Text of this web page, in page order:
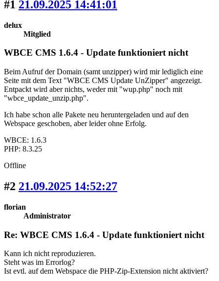
#1 21.09.2025 14:41:01
delux
Mitglied
WBCE CMS 1.6.4 - Update funktioniert nicht
Beim Aufruf der Domain (samt unzipper) wird mir lediglich eine
Seite mit dem Text "WBCE CMS Update UnZipper" angezeigt.
Entpackt wird aber nichts, weder mit "wup.php" noch mit
"wbce_update_unzip.php".
Ich habe schon alle Pakete neu heruntergeladen und auf den
Webspace geschoben, aber leider ohne Erfolg.
WBCE: 1.6.3
PHP: 8.3.25
Offline
#2 21.09.2025 14:52:27
florian
Administrator
Re: WBCE CMS 1.6.4 - Update funktioniert nicht
Kann ich nicht reproduzieren.
Steht was im Errorlog?
Ist evtl. auf dem Webspace die PHP-Zip-Extension nicht aktiviert?